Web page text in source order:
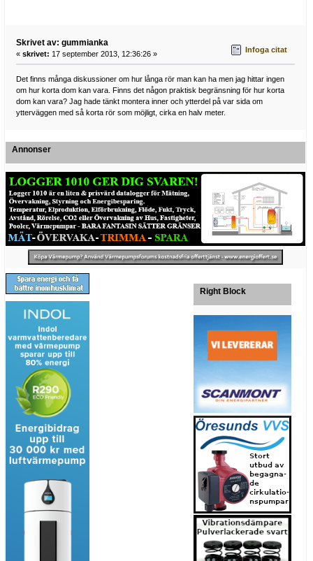
Skrivet av: gummianka
« skrivet: 17 september 2013, 12:36:26 » Infoga citat
Det finns många diskussioner om hur långa rör man kan ha men jag hittar ingen
om hur korta dom kan vara. Finns det någon praktisk begränsning för hur korta
dom kan vara? Jag hade tänkt montera inner och ytterdel på var sida om
ytterväggen med så korta rör som möjligt, cirka en halv meter.
Annonser
Right Block